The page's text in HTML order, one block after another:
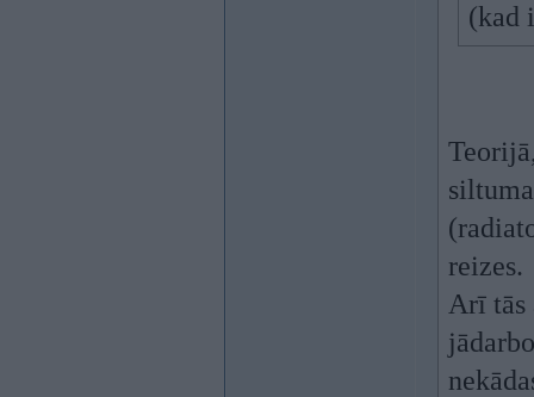
(kad
reizes.
Arī tās